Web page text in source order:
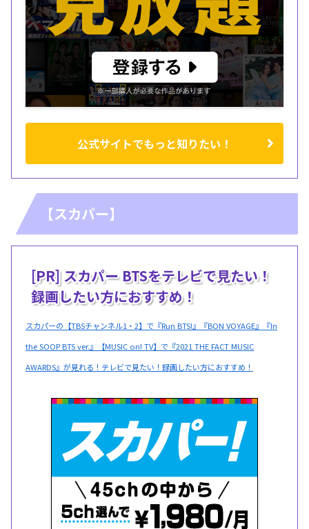
公式サイトでもっと知りたい！
【スカパー】
[PR] スカパー BTSをテレビで見たい！
録画したい方におすすめ！
スカパーの【TBSチャンネル1・2】で『Run BTS!』『BON VOYAGE』『In
the SOOP BTS ver.』【MUSIC on! TV】で『2021 THE FACT MUSIC
AWARDS』が見れる！テレビで見たい！録画したい方におすすめ！